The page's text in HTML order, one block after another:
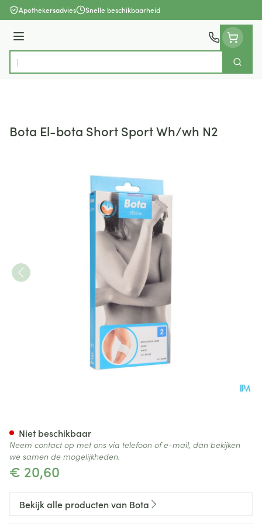
Ga naar de inhoud
Apothekersadvies Snelle beschikbaarheid
Menu
Product, merk, categorie...
Zoek
Bota El-bota Short Sport Wh/wh N2
€ 20,60
Niet beschikbaar
Neem contact op met ons via telefoon of e-mail, dan bekijken
we samen de mogelijkheden.
Bekijk alle producten van Bota